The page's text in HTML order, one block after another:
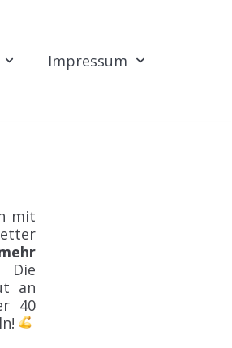
Impressum
mit
Die
an
40